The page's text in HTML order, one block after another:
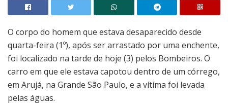
O corpo do homem que estava desaparecido desde
quarta-feira (1º), após ser arrastado por uma enchente,
foi localizado na tarde de hoje (3) pelos Bombeiros. O
carro em que ele estava capotou dentro de um córrego,
em Arujá, na Grande São Paulo, e a vítima foi levada
pelas águas.